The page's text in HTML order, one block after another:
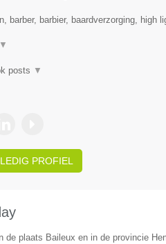
barber, barbier, baardverzorging, high
▼
posts ▼
PROFIEL
de plaats Baileux en in de provincie